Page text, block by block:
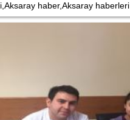
haber,Aksaray haberleri